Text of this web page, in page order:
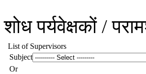
शोध पर्यवेक्षकों /